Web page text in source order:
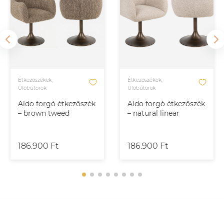
Aldo forgó étkezőszék
– brown tweed
Étkezőszékek,
Ülőbútorok
186.900 Ft
Aldo forgó étkezőszék
– natural linear
Étkezőszékek,
Ülőbútorok
186.900 Ft